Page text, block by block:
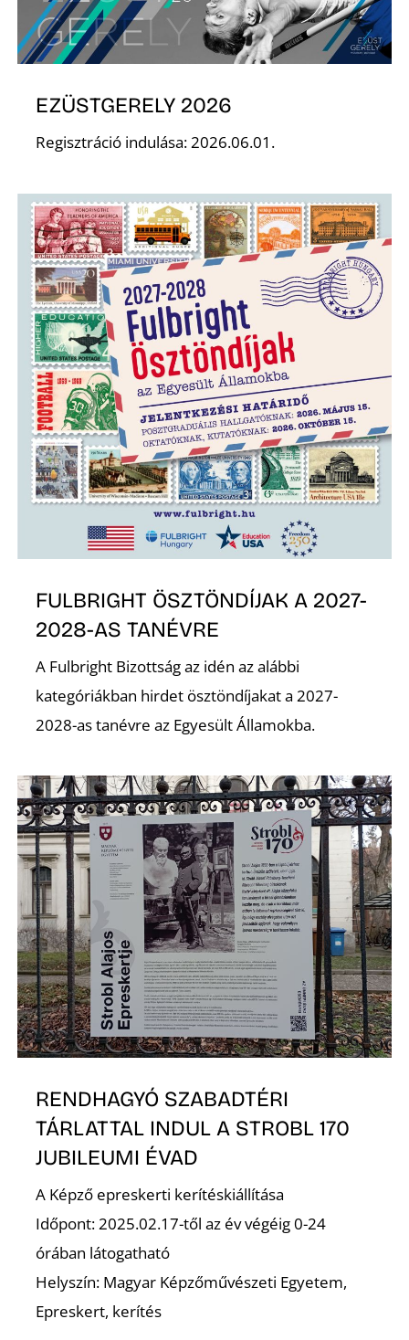
EZÜSTGERELY 2026
Regisztráció indulása: 2026.06.01.
FULBRIGHT ÖSZTÖNDÍJAK A 2027-
2028-AS TANÉVRE
A Fulbright Bizottság az idén az alábbi
kategóriákban hirdet ösztöndíjakat a 2027-
2028-as tanévre az Egyesült Államokba.
RENDHAGYÓ SZABADTÉRI
TÁRLATTAL INDUL A STROBL 170
JUBILEUMI ÉVAD
A Képző epreskerti kerítéskiállítása
Időpont: 2025.02.17-től az év végéig 0-24
órában látogatható
Helyszín: Magyar Képzőművészeti Egyetem,
Epreskert, kerítés